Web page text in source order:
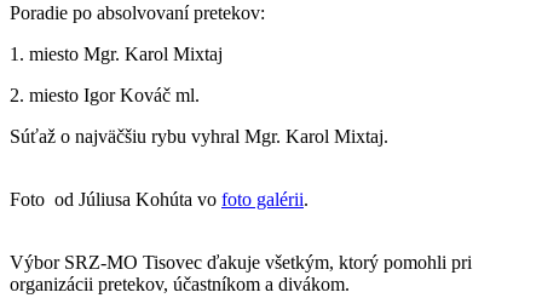
Poradie po absolvovaní pretekov:
1. miesto Mgr. Karol Mixtaj
2. miesto Igor Kováč ml.
Súťaž o najväčšiu rybu vyhral Mgr. Karol Mixtaj.
Foto od Júliusa Kohúta vo foto galérii.
Výbor SRZ-MO Tisovec ďakuje všetkým, ktorý pomohli pri
organizácii pretekov, účastníkom a divákom.